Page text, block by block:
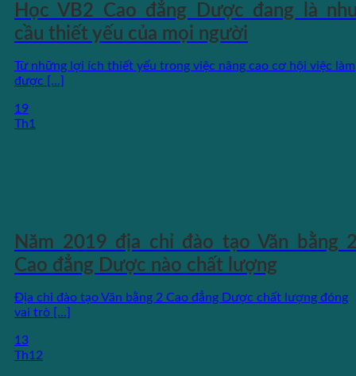
Học VB2 Cao đẳng Dược đang là
cầu thiết yếu của mọi người
Từ những lợi ích thiết yếu trong việc nâng cao cơ hội việc làm
được [...]
19
Th1
Năm 2019 địa chỉ đào tạo Văn bằng
Cao đẳng Dược nào chất lượng
Địa chỉ đào tạo Văn bằng 2 Cao đẳng Dược chất lượng đóng
vai trò [...]
13
Th12